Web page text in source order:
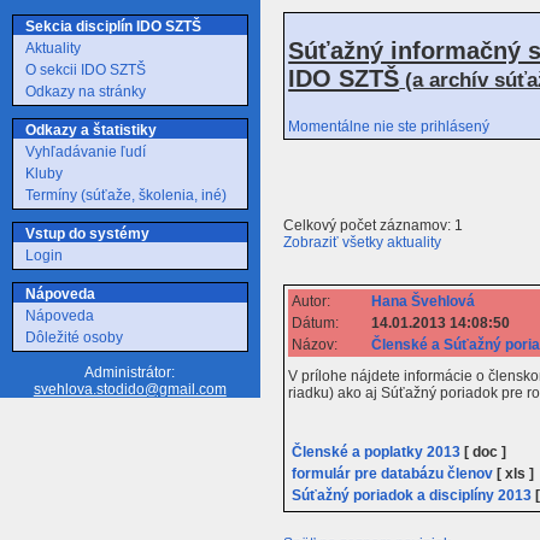
Sekcia disciplín IDO SZTŠ
Aktuality
O sekcii IDO SZTŠ
Odkazy na stránky
Odkazy a štatistiky
Vyhľadávanie ľudí
Kluby
Termíny (súťaže, školenia, iné)
Vstup do systémy
Login
Nápoveda
Nápoveda
Dôležité osoby
Administrátor:
svehlova.stodido@gmail.com
Súťažný informačný
IDO SZTŠ (a archív
Momentálne nie ste prihlásený
Celkový počet záznamov: 1
Zobraziť všetky aktuality
Autor:
Hana Švehlová
Dátum:
14.01.2013 14:08:50
Názov:
Členské a Súťažný
V prílohe nájdete informácie o
riadku) ako aj Súťažný poriadok pre
Členské a poplatky 2013 [ doc ]
formulár pre databázu členov [ xls ]
Súťažný poriadok a disciplíny 2013